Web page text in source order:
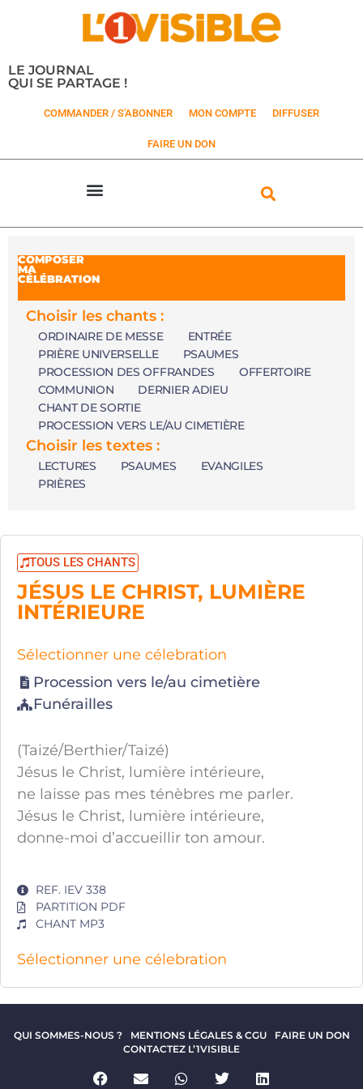
LE JOURNAL
QUI SE PARTAGE !
COMMANDER / S'ABONNER MON COMPTE DIFFUSER
FAIRE UN DON
COMPOSER
MA
CÉLÉBRATION
Choisir les chants :
ORDINAIRE DE MESSE
ENTRÉE
PRIÈRE UNIVERSELLE
PSAUMES
PROCESSION DES OFFRANDES
OFFERTOIRE
COMMUNION
DERNIER ADIEU
CHANT DE SORTIE
PROCESSION VERS LE/AU CIMETIÈRE
Choisir les textes :
LECTURES PSAUMES
EVANGILES
PRIÈRES
TOUS LES CHANTS
JÉSUS LE CHRIST, LUMIÈRE
INTÉRIEURE
Sélectionner une célebration
Procession vers le/au cimetière
Funérailles
(Taizé/Berthier/Taizé)
Jésus le Christ, lumière intérieure,
ne laisse pas mes ténèbres me parler.
Jésus le Christ, lumière intérieure,
donne-moi d’accueillir ton amour.
REF. IEV 338
PARTITION PDF
CHANT MP3
Sélectionner une célebration
QUI SOMMES-NOUS ? MENTIONS LÉGALES & CGU
FAIRE UN DON
CONTACTEZ L’1VISIBLE